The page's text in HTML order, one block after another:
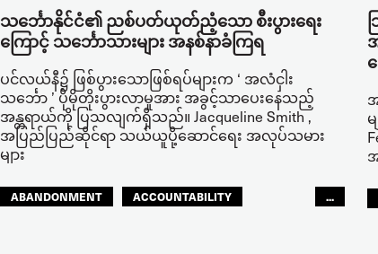
သင်္ဘောနိုင်ငံ၏ ညစ်ပတ်ယုတ်ညံ့သော စီးပွားရေး
ကြောင့် သင်္ဘောသားများ အနစ်နာခံကြရ
ပင်လယ်နီ၌ ဖြစ်ပွားသောဖြစ်ရပ်များက ‘ အလံငှါး
သင်္ဘော ’ ပိုမိုတိုးပွားလာမှုအား အခွင့်သာပေးနေသည့်
အန္တရာယ်ကို ပြသလျက်ရှိသည်။ Jacqueline Smith ,
အပြည်ပြည်ဆိုင်ရာ သယ်ယူပို့ဆောင်ရေး အလုပ်သမား
များ
ABANDONMENT
ACCOUNTABILITY
...